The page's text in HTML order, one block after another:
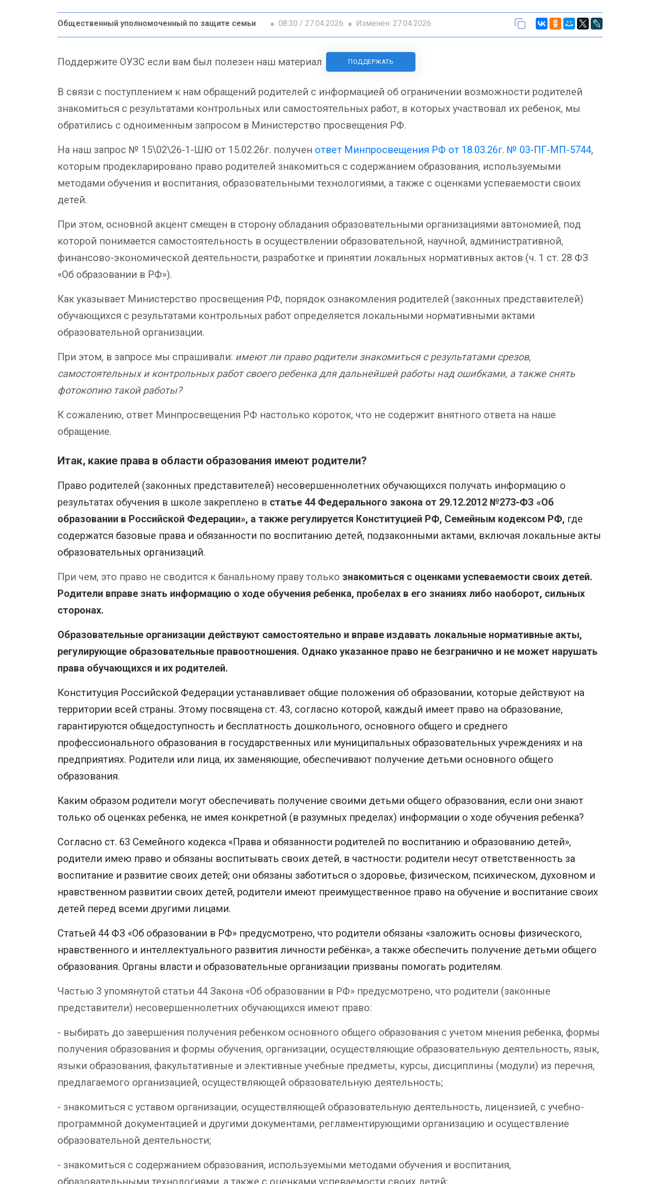
Общественный уполномоченный по защите семьи 08:30 / 27.04.2026 Изменен: 27.04.2026
Поддержите ОУЗС если вам был полезен наш материал ПОДДЕРЖАТЬ
В связи с поступлением к нам обращений родителей с информацией об ограничении возможности родителей
знакомиться с результатами контрольных или самостоятельных работ, в которых участвовал их ребенок, мы
обратились с одноименным запросом в Министерство просвещения РФ.
На наш запрос № 15\02\26-1-ШЮ от 15.02.26г. получен ответ Минпросвещения РФ от 18.03.26г. № 03-ПГ-МП-5744,
которым продекларировано право родителей знакомиться с содержанием образования, используемыми
методами обучения и воспитания, образовательными технологиями, а также с оценками успеваемости своих
детей.
При этом, основной акцент смещен в сторону обладания образовательными организациями автономией, под
которой понимается самостоятельность в осуществлении образовательной, научной, административной,
финансово-экономической деятельности, разработке и принятии локальных нормативных актов (ч. 1 ст. 28 ФЗ
«Об образовании в РФ»).
Как указывает Министерство просвещения РФ, порядок ознакомления родителей (законных представителей)
обучающихся с результатами контрольных работ определяется локальными нормативными актами
образовательной организации.
При этом, в запросе мы спрашивали: имеют ли право родители знакомиться с результатами срезов,
самостоятельных и контрольных работ своего ребенка для дальнейшей работы над ошибками, а также снять
фотокопию такой работы?
К сожалению, ответ Минпросвещения РФ настолько короток, что не содержит внятного ответа на наше
обращение.
Итак, какие права в области образования имеют родители?
Право родителей (законных представителей) несовершеннолетних обучающихся получать информацию о
результатах обучения в школе закреплено в статье 44 Федерального закона от 29.12.2012 №273-ФЗ «Об
образовании в Российской Федерации», а также регулируется Конституцией РФ, Семейным кодексом РФ, где
содержатся базовые права и обязанности по воспитанию детей, подзаконными актами, включая локальные акты
образовательных организаций.
При чем, это право не сводится к банальному праву только знакомиться с оценками успеваемости своих детей.
Родители вправе знать информацию о ходе обучения ребенка, пробелах в его знаниях либо наоборот, сильных
сторонах.
Образовательные организации действуют самостоятельно и вправе издавать локальные нормативные акты,
регулирующие образовательные правоотношения. Однако указанное право не безгранично и не может нарушать
права обучающихся и их родителей.
Конституция Российской Федерации устанавливает общие положения об образовании, которые действуют на
территории всей страны. Этому посвящена ст. 43, согласно которой, каждый имеет право на образование,
гарантируются общедоступность и бесплатность дошкольного, основного общего и среднего
профессионального образования в государственных или муниципальных образовательных учреждениях и на
предприятиях. Родители или лица, их заменяющие, обеспечивают получение детьми основного общего
образования.
Каким образом родители могут обеспечивать получение своими детьми общего образования, если они знают
только об оценках ребенка, не имея конкретной (в разумных пределах) информации о ходе обучения ребенка?
Согласно ст. 63 Семейного кодекса «Права и обязанности родителей по воспитанию и образованию детей»,
родители имею право и обязаны воспитывать своих детей, в частности: родители несут ответственность за
воспитание и развитие своих детей; они обязаны заботиться о здоровье, физическом, психическом, духовном и
нравственном развитии своих детей, родители имеют преимущественное право на обучение и воспитание своих
детей перед всеми другими лицами.
Статьей 44 ФЗ «Об образовании в РФ» предусмотрено, что родители обязаны «заложить основы физического,
нравственного и интеллектуального развития личности ребёнка», а также обеспечить получение детьми общего
образования. Органы власти и образовательные организации призваны помогать родителям.
Частью 3 упомянутой статьи 44 Закона «Об образовании в РФ» предусмотрено, что родители (законные
представители) несовершеннолетних обучающихся имеют право:
- выбирать до завершения получения ребенком основного общего образования с учетом мнения ребенка, формы
получения образования и формы обучения, организации, осуществляющие образовательную деятельность, язык,
языки образования, факультативные и элективные учебные предметы, курсы, дисциплины (модули) из перечня,
предлагаемого организацией, осуществляющей образовательную деятельность;
- знакомиться с уставом организации, осуществляющей образовательную деятельность, лицензией, с учебно-
программной документацией и другими документами, регламентирующими организацию и осуществление
образовательной деятельности;
- знакомиться с содержанием образования, используемыми методами обучения и воспитания,
образовательными технологиями, а также с оценками успеваемости своих детей;